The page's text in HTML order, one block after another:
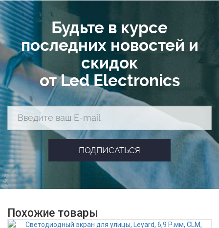
Будьте в курсе
последних новостей и
скидок
от Led Electronics
Похожие товары